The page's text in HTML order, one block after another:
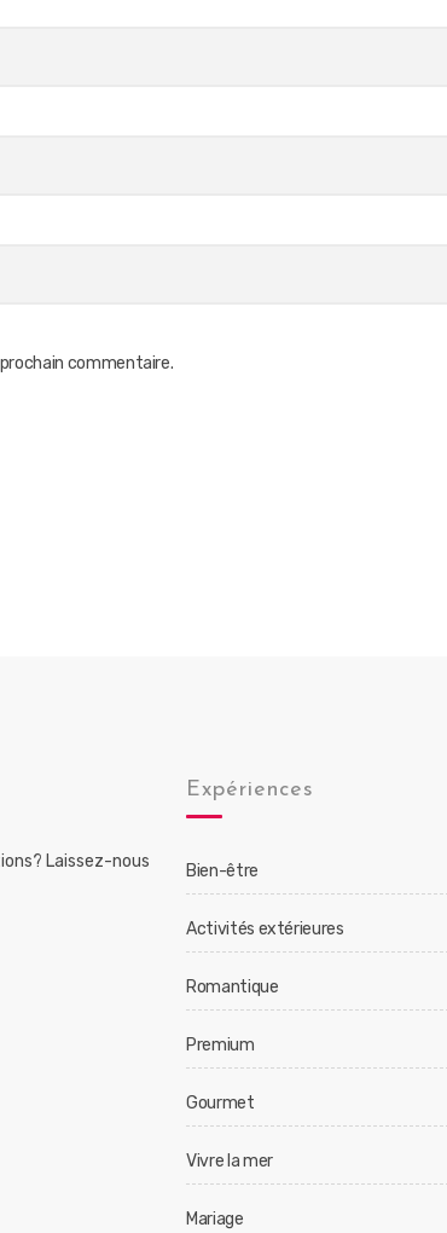
commentaire.
Laissez-nous
Expériences
Bien-être
Activités extérieures
Romantique
Premium
Gourmet
Vivre la mer
Mariage